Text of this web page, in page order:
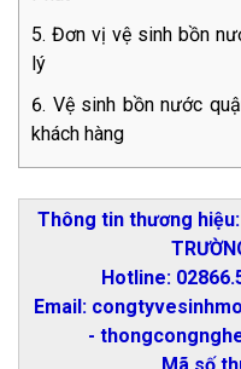
Đơn vị vệ sinh bồn
lý
Vệ sinh bồn nước
khách hàng
Thông tin thương hiệu:
Hotline:
Email:
-